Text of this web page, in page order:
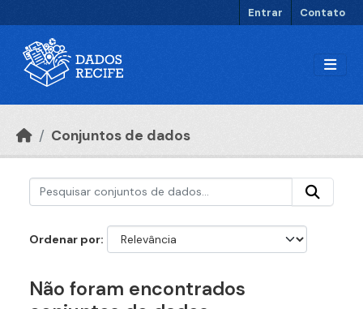
Entrar Contato
Conjuntos de dados
Ordenar por
Não foram encontrados